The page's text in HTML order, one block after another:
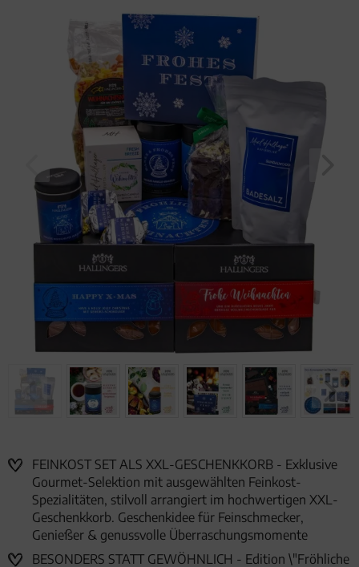
FEINKOST SET ALS XXL-GESCHENKKORB - Exklusive
Gourmet-Selektion mit ausgewählten Feinkost-
Spezialitäten, stilvoll arrangiert im hochwertigen XXL-
Geschenkkorb. Geschenkidee für Feinschmecker,
Genießer & genussvolle Überraschungsmomente
BESONDERS STATT GEWÖHNLICH - Edition \"Fröhliche